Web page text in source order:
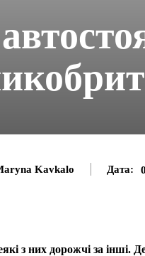
Kavkalo Дата:
з них дорожчі за інші.